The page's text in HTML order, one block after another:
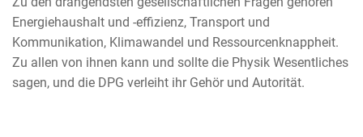
Energiehaushalt und -effizienz, Transport und
Kommunikation, Klimawandel und Ressourcenknappheit.
Zu allen von ihnen kann und sollte die Physik Wesentliches
sagen, und die DPG verleiht ihr Gehör und Autorität.